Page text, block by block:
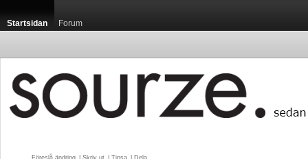
Startsidan Forum
Föreslå ändring Skriv ut Tipsa Dela